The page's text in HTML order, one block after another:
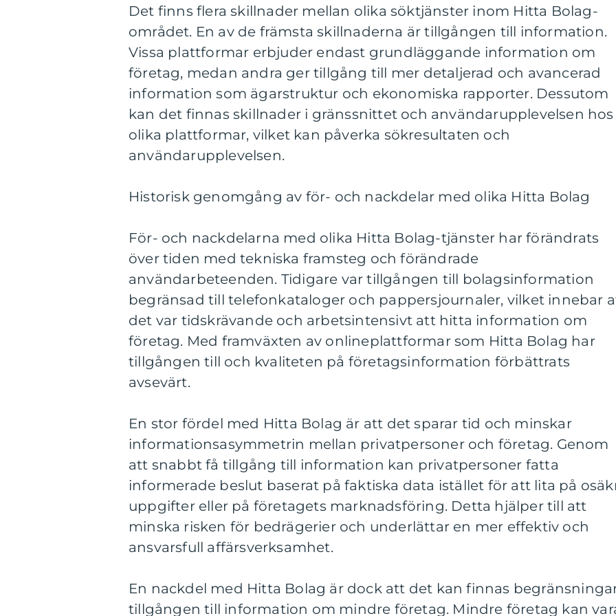
Det finns flera skillnader mellan olika söktjänster inom Hitta Bolag-
området. En av de främsta skillnaderna är tillgången till information.
Vissa plattformar erbjuder endast grundläggande information om
företag, medan andra ger tillgång till mer detaljerad och avancerad
information som ägarstruktur och ekonomiska rapporter. Dessutom
kan det finnas skillnader i gränssnittet och användarupplevelsen hos
olika plattformar, vilket kan påverka sökresultaten och
användarupplevelsen.
Historisk genomgång av för- och nackdelar med olika Hitta Bolag
För- och nackdelarna med olika Hitta Bolag-tjänster har förändrats
över tiden med tekniska framsteg och förändrade
användarbeteenden. Tidigare var tillgången till bolagsinformation
begränsad till telefonkataloger och pappersjournaler, vilket innebar
det var tidskrävande och arbetsintensivt att hitta information om
företag. Med framväxten av onlineplattformar som Hitta Bolag har
tillgången till och kvaliteten på företagsinformation förbättrats
avsevärt.
En stor fördel med Hitta Bolag är att det sparar tid och minskar
informationsasymmetrin mellan privatpersoner och företag. Genom
att snabbt få tillgång till information kan privatpersoner fatta
informerade beslut baserat på faktiska data istället för att lita på
uppgifter eller på företagets marknadsföring. Detta hjälper till att
minska risken för bedrägerier och underlättar en mer effektiv och
ansvarsfull affärsverksamhet.
En nackdel med Hitta Bolag är dock att det kan finnas
tillgången till information om mindre företag. Mindre företag kan